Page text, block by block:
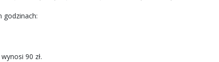
godzinach:
90 zł.